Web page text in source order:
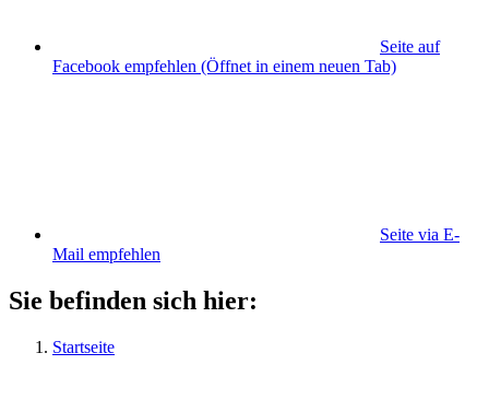
Seite auf
Facebook empfehlen (Öffnet in einem neuen Tab)
Seite via E-
Mail empfehlen
Sie befinden sich hier:
Startseite